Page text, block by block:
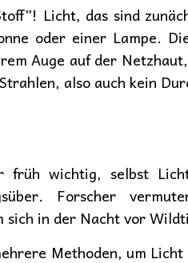
Licht, das sind
oder einer Lampe.
Auge auf der
also auch kein
früh wichtig, selbst
Forscher
sich in der Nacht vor
Methoden, um